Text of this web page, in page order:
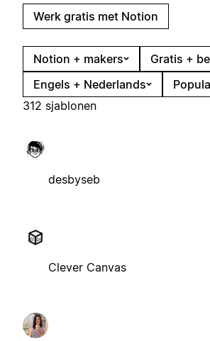
Werk gratis met Notion
Notion + makers
Gratis +
Engels + Nederlands
312 sjablonen
desbyseb
Clever Canvas